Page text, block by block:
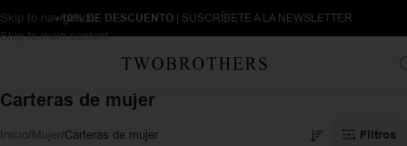
Skip to navigation
Skip to main content
+10% DE DESCUENTO | SUSCRÍBETE A LA NEWSLETTER
Carteras de mujer
Inicio Mujer Carteras de mujer Filtros